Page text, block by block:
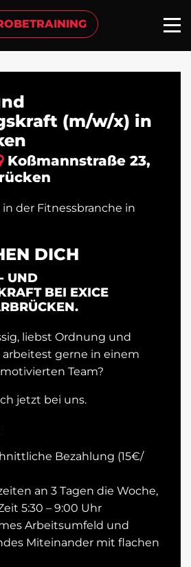
(m/w/x) in
Koßmannstraße 23,
der Fitnessbranche in
DICH
UND
BEI EXICE
liebst Ordnung und
gerne in einem
Team?
jetzt bei uns.
Bezahlung (15€/
an 3 Tagen die Woche,
5:30 – 9:00 Uhr
Arbeitsumfeld und
Miteinander mit flachen